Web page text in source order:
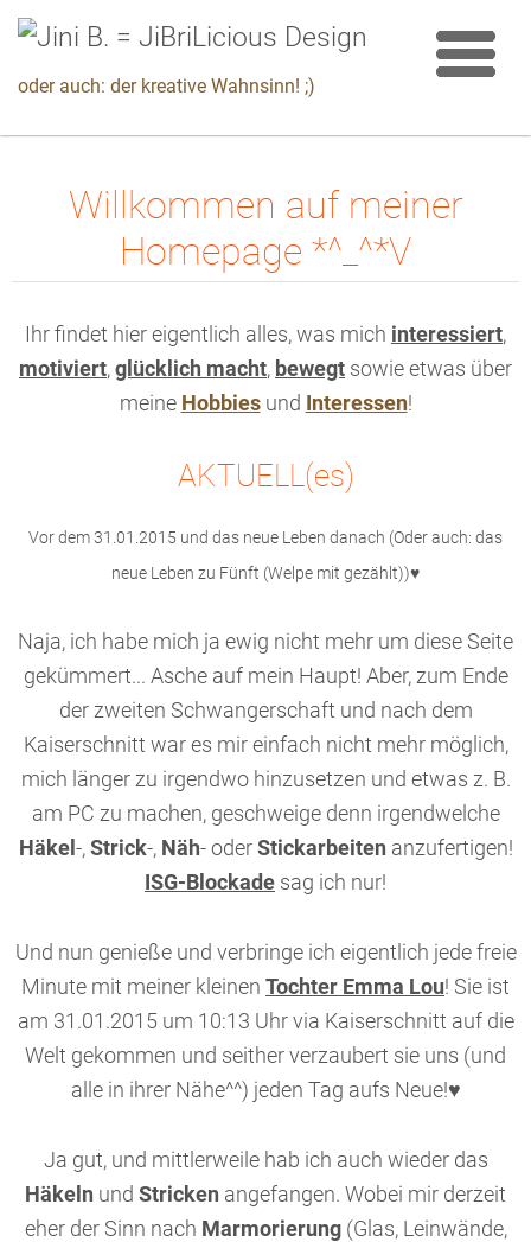
oder auch: der kreative Wahnsinn! ;)
Willkommen auf meiner
Homepage *^_^*V
Ihr findet hier eigentlich alles, was mich interessiert,
motiviert, glücklich macht, bewegt sowie etwas über
meine Hobbiesund Interessen!
AKTUELL(es)
Vor dem 31.01.2015 und das neue Leben danach (Oder auch: das
neue Leben zu Fünft (Welpe mit gezählt))♥
Naja, ich habe mich ja ewig nicht mehr um diese Seite
gekümmert... Asche auf mein Haupt! Aber, zum Ende
der zweiten Schwangerschaft und nach dem
Kaiserschnitt war es mir einfach nicht mehr möglich,
mich länger zu irgendwo hinzusetzen und etwas z. B.
am PC zu machen, geschweige denn irgendwelche
Häkel -, Strick-, Näh- oder Stickarbeiten anzufertigen!
ISG-Blockade sag ich nur!
Und nun genieße und verbringe ich eigentlich jede freie
Minute mit meiner kleinen Tochter Emma Lou! Sie ist
am 31.01.2015 um 10:13 Uhr via Kaiserschnitt auf die
Welt gekommen und seither verzaubert sie uns (und
alle in ihrer Nähe^^) jeden Tag aufs Neue!♥
Ja gut, und mittlerweile hab ich auch wieder das
Häkeln und Stricken angefangen. Wobei mir derzeit
eher der Sinn nach Marmorierung(Glas, Leinwände,